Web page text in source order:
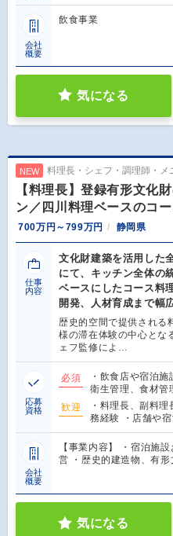
会社
概要
飲食事業
気になる
NEW 料理長・シェフ・調理師・メ
【料理長】登録有形文化
ン／四川料理ベースのコ
700万円～799万円 静岡県
仕事
内容
文化財建築を活用した
にて、キッチン全体の
ベースにしたコース料
開発、人材育成まで幅
歴史的空間で提供される
様の滞在体験の中心とな
ェフ監修によ…
応募
資格
必須
・飲食店や宿泊
衛生管理、食材
歓迎
・料理長、副料
務経験 ・店舗や
会社
概要
【事業内容】 ・宿泊施
営 ・歴史的建造物、有
気になる